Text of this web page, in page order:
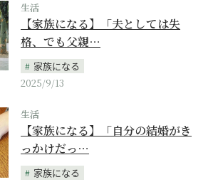
生活
【家族になる】「夫としては失
格、でも父親…
家族になる
2025/9/13
生活
【家族になる】「自分の結婚がき
っかけだっ…
家族になる